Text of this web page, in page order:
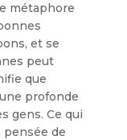
métaphore
et se
peut
que
profonde
gens. Ce qui
de